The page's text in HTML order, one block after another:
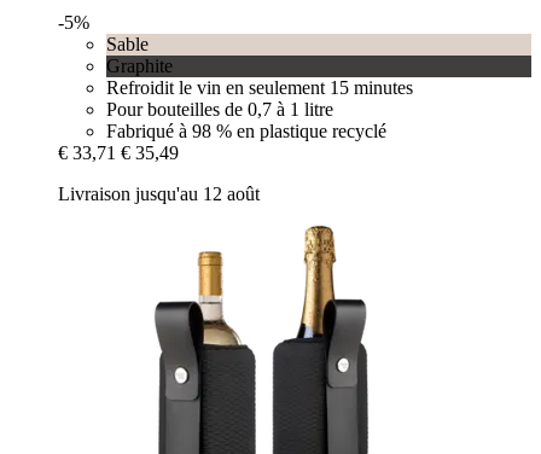
-5%
Sable
Graphite
Refroidit le vin en seulement 15 minutes
Pour bouteilles de 0,7 à 1 litre
Fabriqué à 98 % en plastique recyclé
€ 33,71 € 35,49
Livraison jusqu'au 12 août